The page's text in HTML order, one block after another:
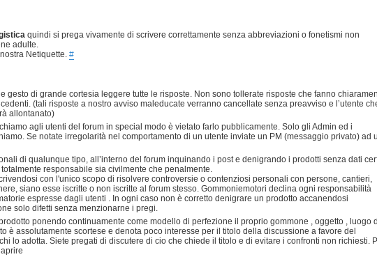
quindi si prega vivamente di scrivere correttamente senza abbreviazioni o fonetismi non
adulte.
Netiquette. #
gesto di grande cortesia leggere tutte le risposte. Non sono tollerate risposte che fanno
(tali risposte a nostro avviso maleducate verranno cancellate senza preavviso e l’utente
allontanato)
agli utenti del forum in special modo è vietato farlo pubblicamente. Solo gli Admin ed i
Se notate irregolarità nel comportamento di un utente inviate un PM (messaggio privato) ad
di qualunque tipo, all’interno del forum inquinando i post e denigrando i prodotti senza dati
responsabile sia civilmente che penalmente.
con l'unico scopo di risolvere controversie o contenziosi personali con persone, cantieri,
siano esse iscritte o non iscritte al forum stesso. Gommoniemotori declina ogni responsabilità
espresse dagli utenti . In ogni caso non è corretto denigrare un prodotto accanendosi
solo difetti senza menzionarne i pregi.
ponendo continuamente come modello di perfezione il proprio gommone , oggetto , luogo
è assolutamente scortese e denota poco interesse per il titolo della discussione a favore del
lo adotta. Siete pregati di discutere di cio che chiede il titolo e di evitare i confronti non richiesti.